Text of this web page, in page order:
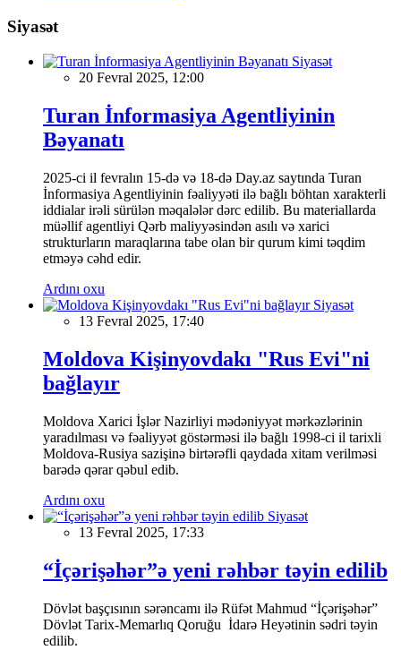
Siyasət
Siyasət
20 Fevral 2025, 12:00
Turan İnformasiya Agentliyinin
Bəyanatı
2025-ci il fevralın 15-də və 18-də Day.az saytında Turan
İnformasiya Agentliyinin fəaliyyəti ilə bağlı böhtan xarakterli
iddialar irəli sürülən məqalələr dərc edilib. Bu materiallarda
müəllif agentliyi Qərb maliyyəsindən asılı və xarici
strukturların maraqlarına tabe olan bir qurum kimi təqdim
etməyə cəhd edir.
Ardını oxu
Siyasət
13 Fevral 2025, 17:40
Moldova Kişinyovdakı "Rus Evi"ni
bağlayır
Moldova Xarici İşlər Nazirliyi mədəniyyət mərkəzlərinin
yaradılması və fəaliyyət göstərməsi ilə bağlı 1998-ci il tarixli
Moldova-Rusiya sazişinə birtərəfli qaydada xitam verilməsi
barədə qərar qəbul edib.
Ardını oxu
Siyasət
13 Fevral 2025, 17:33
“İçərişəhər”ə yeni rəhbər təyin edilib
Dövlət başçısının sərəncamı ilə Rüfət Mahmud “İçərişəhər”
Dövlət Tarix-Memarlıq Qoruğu İdarə Heyətinin sədri təyin
edilib.